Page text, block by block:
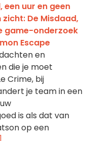
een uur en geen
zicht: De Misdaad,
game-onderzoek
Escape
en
die je moet
Crime, bij
je team in een
is als dat van
op een